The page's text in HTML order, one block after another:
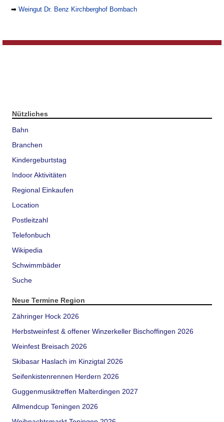
➡Weingut Dr. Benz Kirchberghof Bombach
Nützliches
Bahn
Branchen
Kindergeburtstag
Indoor Aktivitäten
Regional Einkaufen
Location
Postleitzahl
Telefonbuch
Wikipedia
Schwimmbäder
Suche
Neue Termine Region
Zähringer Hock 2026
Herbstweinfest & offener Winzerkeller Bischoffingen 2026
Weinfest Breisach 2026
Skibasar Haslach im Kinzigtal 2026
Seifenkistenrennen Herdern 2026
Guggenmusiktreffen Malterdingen 2027
Allmendcup Teningen 2026